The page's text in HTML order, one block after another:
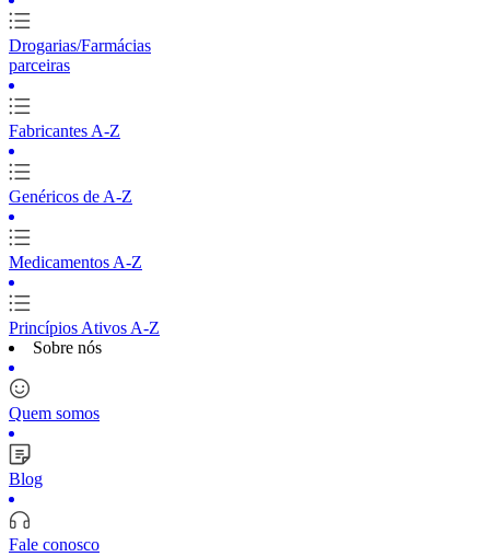
Drogarias/Farmácias
parceiras
Fabricantes A-Z
Genéricos de A-Z
Medicamentos A-Z
Princípios Ativos A-Z
Sobre nós
Quem somos
Blog
Fale conosco